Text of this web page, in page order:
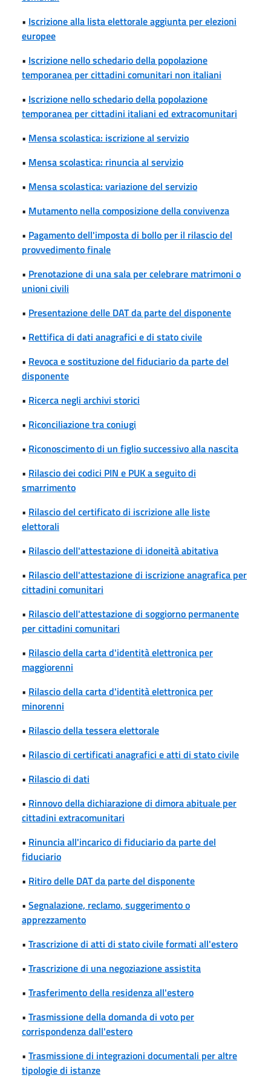
• Iscrizione alla lista elettorale aggiunta per elezioni
europee
• Iscrizione nello schedario della popolazione
temporanea per cittadini comunitari non italiani
• Iscrizione nello schedario della popolazione
temporanea per cittadini italiani ed extracomunitari
• Mensa scolastica: iscrizione al servizio
• Mensa scolastica: rinuncia al servizio
• Mensa scolastica: variazione del servizio
• Mutamento nella composizione della convivenza
• Pagamento dell'imposta di bollo per il rilascio del
provvedimento finale
• Prenotazione di una sala per celebrare matrimoni o
unioni civili
• Presentazione delle DAT da parte del disponente
• Rettifica di dati anagrafici e di stato civile
• Revoca e sostituzione del fiduciario da parte del
disponente
• Ricerca negli archivi storici
• Riconciliazione tra coniugi
• Riconoscimento di un figlio successivo alla nascita
• Rilascio dei codici PIN e PUK a seguito di
smarrimento
• Rilascio del certificato di iscrizione alle liste
elettorali
• Rilascio dell'attestazione di idoneità abitativa
• Rilascio dell'attestazione di iscrizione anagrafica per
cittadini comunitari
• Rilascio dell'attestazione di soggiorno permanente
per cittadini comunitari
• Rilascio della carta d'identità elettronica per
maggiorenni
• Rilascio della carta d'identità elettronica per
minorenni
• Rilascio della tessera elettorale
• Rilascio di certificati anagrafici e atti di stato civile
• Rilascio di dati
• Rinnovo della dichiarazione di dimora abituale per
cittadini extracomunitari
• Rinuncia all'incarico di fiduciario da parte del
fiduciario
• Ritiro delle DAT da parte del disponente
• Segnalazione, reclamo, suggerimento o
apprezzamento
• Trascrizione di atti di stato civile formati all'estero
• Trascrizione di una negoziazione assistita
• Trasferimento della residenza all'estero
• Trasmissione della domanda di voto per
corrispondenza dall'estero
• Trasmissione di integrazioni documentali per altre
tipologie di istanze